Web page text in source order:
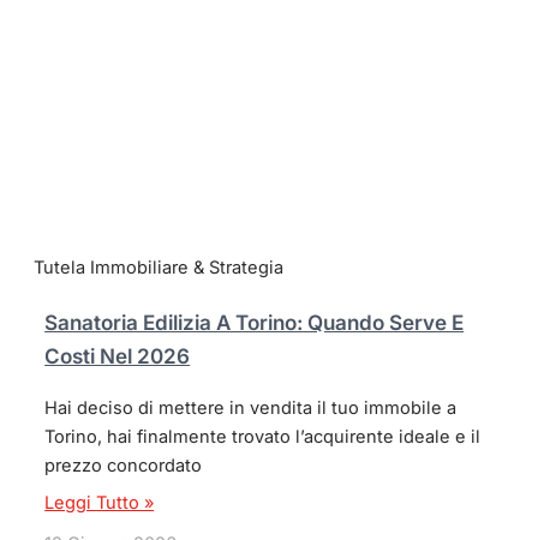
Tutela Immobiliare & Strategia
Sanatoria Edilizia A Torino: Quando Serve E
Costi Nel 2026
Hai deciso di mettere in vendita il tuo immobile a
Torino, hai finalmente trovato l’acquirente ideale e il
prezzo concordato
Leggi Tutto »